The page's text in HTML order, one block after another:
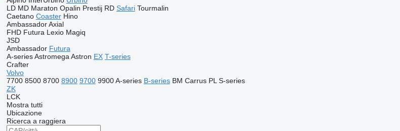
LD MD Maraton Opalin Prestij RD Safari Tourmalin
Caetano Coaster Hino
Ambassador Axial
FHD Futura Lexio Magiq
JSD
Ambassador Futura
A-series Astromega Astron EX T-series
Crafter
Volvo
7700 8500 8700 8900 9700 9900 A-series B-series BM Carrus PL S-series
ZK
LCK
Mostra tutti
Ubicazione
Ricerca a raggiera